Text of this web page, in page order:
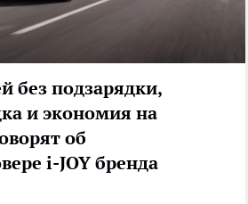
без подзарядки,
и экономия на
об
i-JOY бренда